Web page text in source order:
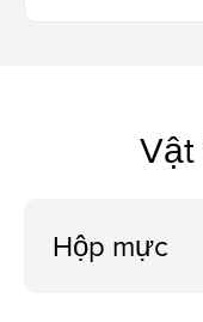
Hộp mực